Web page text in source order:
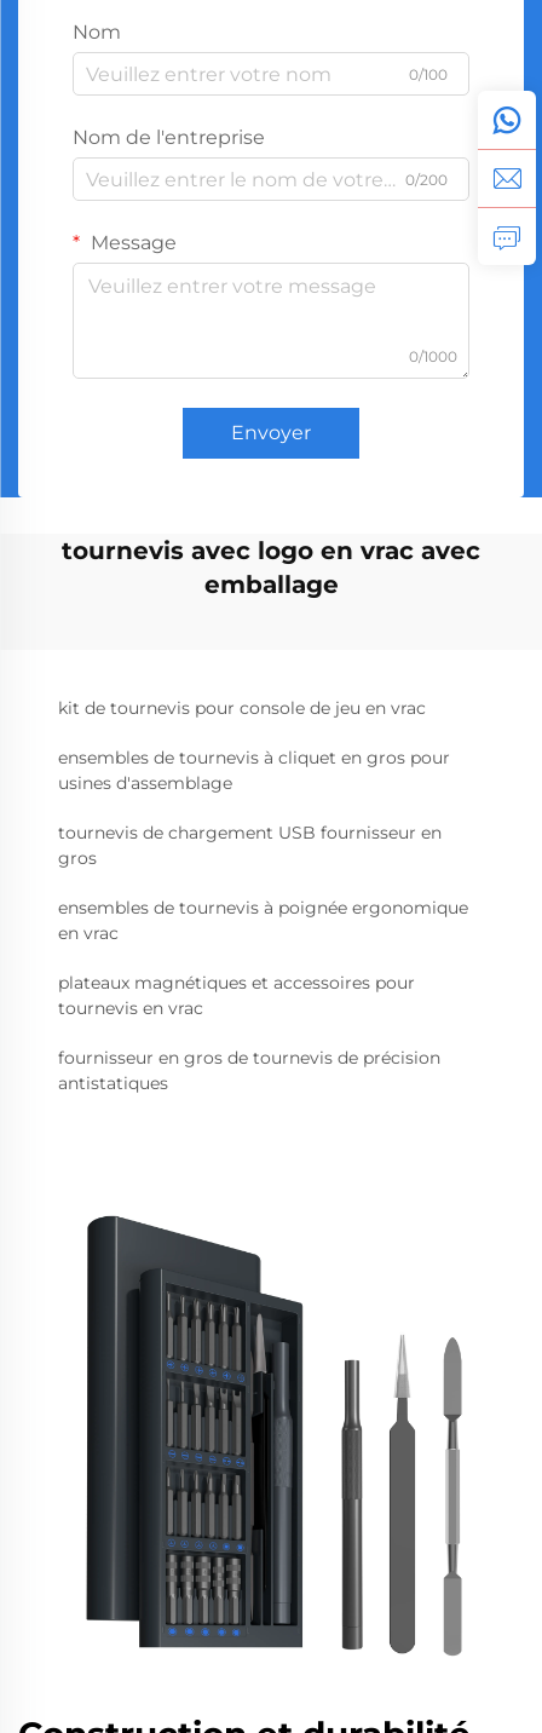
Nom
0/100
Nom de l'entreprise
0/200
Message
0/1000
Envoyer
tournevis avec logo en vrac avec
emballage
kit de tournevis pour console de jeu en vrac
ensembles de tournevis à cliquet en gros pour
usines d'assemblage
tournevis de chargement USB fournisseur en
gros
ensembles de tournevis à poignée ergonomique
en vrac
plateaux magnétiques et accessoires pour
tournevis en vrac
fournisseur en gros de tournevis de précision
antistatiques